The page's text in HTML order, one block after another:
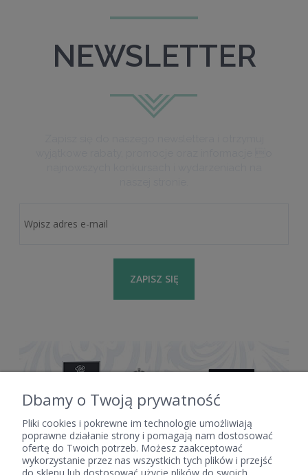
NEWSLETTER
ZAPISZ SIĘ
POMOC
Dbamy o Twoją prywatność
Pliki cookies i pokrewne im technologie umożliwiają
poprawne działanie strony i pomagają nam dostosować
ofertę do Twoich potrzeb. Możesz zaakceptować
wykorzystanie przez nas wszystkich tych plików i przejść